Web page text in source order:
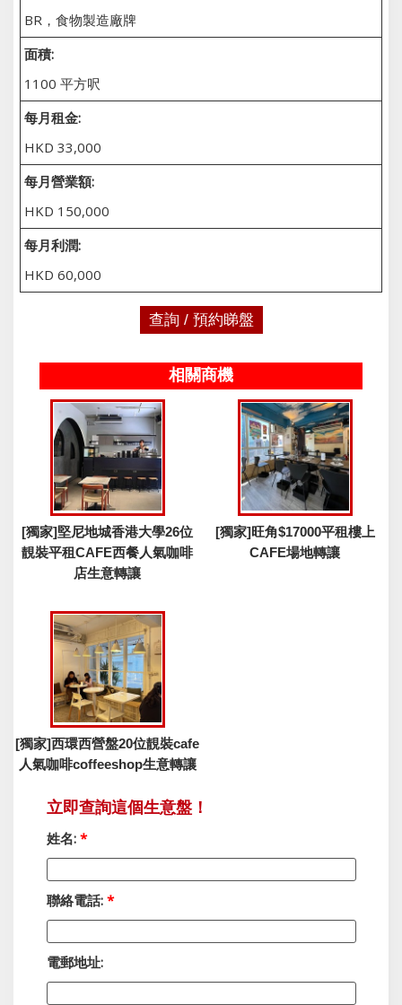
BR，食物製造廠牌
面積:
1100 平方呎
每月租金:
HKD 33,000
每月營業額:
HKD 150,000
每月利潤:
HKD 60,000
查詢 / 預約睇盤
相關商機
[獨家]堅尼地城香港大學26位
靚裝平租CAFE西餐人氣咖啡
店生意轉讓
[獨家]旺角$17000平租樓上
CAFE場地轉讓
[獨家]西環西營盤20位靚裝cafe
人氣咖啡coffeeshop生意轉讓
立即查詢這個生意盤！
姓名: *
聯絡電話: *
電郵地址: